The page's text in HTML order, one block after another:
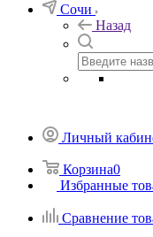
Сочи
Назад
Личный
Корзина0
Избранные
Сравнение